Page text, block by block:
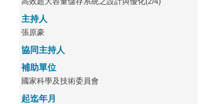
主持人
張原豪
協同主持人
補助單位
國家科學及技術委員會
起迄年月